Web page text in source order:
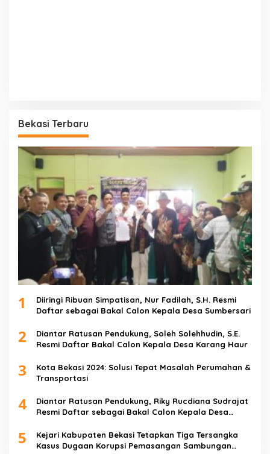
Bekasi Terbaru
1
Diiringi Ribuan Simpatisan, Nur Fadilah, S.H. Resmi
Daftar sebagai Bakal Calon Kepala Desa Sumbersari
2
Diantar Ratusan Pendukung, Soleh Solehhudin, S.E.
Resmi Daftar Bakal Calon Kepala Desa Karang Haur
3
Kota Bekasi 2024: Solusi Tepat Masalah Perumahan &
Transportasi
4
Diantar Ratusan Pendukung, Riky Rucdiana Sudrajat
Resmi Daftar sebagai Bakal Calon Kepala Desa
5
Kejari Kabupaten Bekasi Tetapkan Tiga Tersangka
Kasus Dugaan Korupsi Pemasangan Sambungan